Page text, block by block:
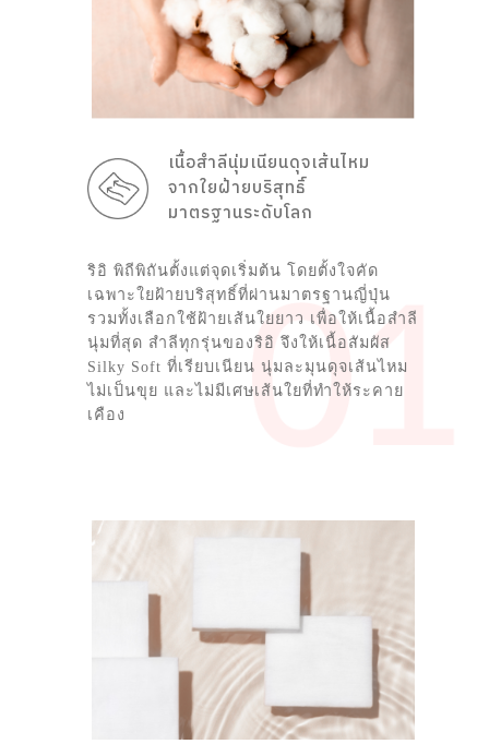
เนื้อสำลีนุ่มเนียนดุจเส้นไหม
จากใยฝ้ายบริสุทธิ์
มาตรฐานระดับโลก
ริอิ พิถีพิถันตั้งแต่จุดเริ่มต้น โดยตั้งใจคัด
เฉพาะใยฝ้ายบริสุทธิ์ที่ผ่านมาตรฐานญี่ปุ่น
รวมทั้งเลือกใช้ฝ้ายเส้นใยยาว เพื่อให้เนื้อสำลี
นุ่มที่สุด สำลีทุกรุ่นของริอิ จึงให้เนื้อสัมผัส
Silky Soft ที่เรียบเนียน นุ่มละมุนดุจเส้นไหม
ไม่เป็นขุย และไม่มีเศษเส้นใยที่ทำให้ระคาย
เคือง